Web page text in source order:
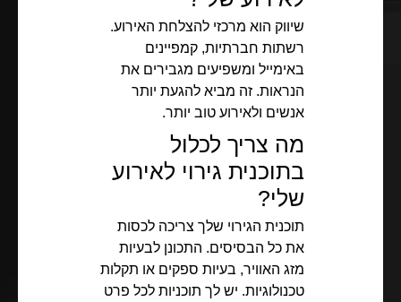
שיווק הוא מרכזי להצלחת האירוע.
רשתות חברתיות, קמפיינים
באימייל ומשפיעים מגבירים את
הנראות. זה מביא להגעת יותר
אנשים ולאירוע טוב יותר.
מה צריך לכלול
בתוכנית גירוי לאירוע
שלי?
תוכנית הגירוי שלך צריכה לכסות
את כל הבסיסים. התכונן לבעיות
מזג האוויר, בעיות ספקים או תקלות
טכנולוגיות. יש לך תוכניות לכל פרט